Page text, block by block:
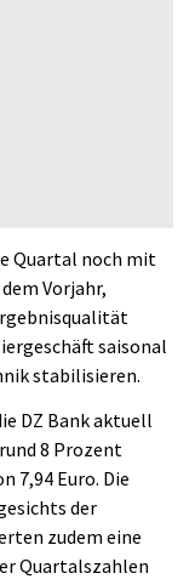
Quartal noch mit
Vorjahr,
saisonal
stabilisieren.
DZ Bank aktuell
8 Prozent
7,94 Euro. Die
der
zudem eine
Quartalszahlen